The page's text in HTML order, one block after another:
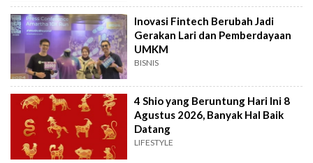
Inovasi Fintech Berubah Jadi
Gerakan Lari dan Pemberdayaan
UMKM
BISNIS
4 Shio yang Beruntung Hari Ini 8
Agustus 2026, Banyak Hal Baik
Datang
LIFESTYLE